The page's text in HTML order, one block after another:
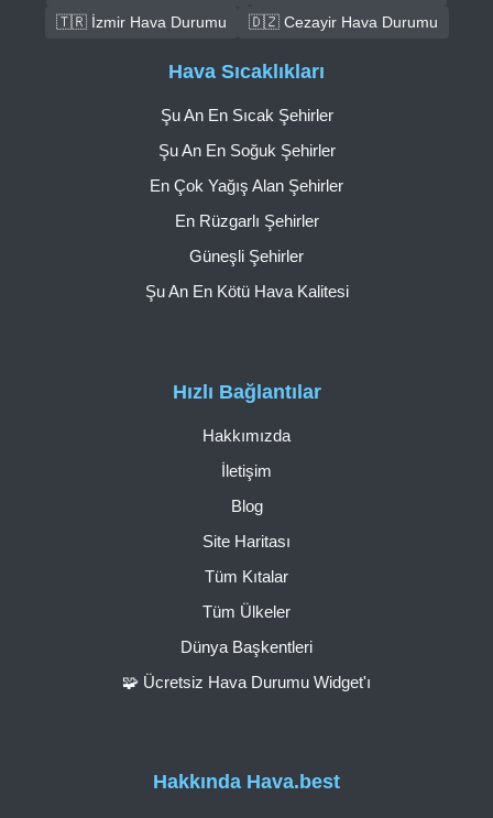
🇹🇷 İzmir Hava Durumu
🇩🇿 Cezayir Hava Durumu
Hakkında Hava.best
Hızlı Bağlantılar
Hakkımızda
İletişim
Blog
Site Haritası
Tüm Kıtalar
Tüm Ülkeler
Dünya Başkentleri
🧩 Ücretsiz Hava Durumu Widget'ı
Hava Sıcaklıkları
Şu An En Sıcak Şehirler
Şu An En Soğuk Şehirler
En Çok Yağış Alan Şehirler
En Rüzgarlı Şehirler
Güneşli Şehirler
Şu An En Kötü Hava Kalitesi